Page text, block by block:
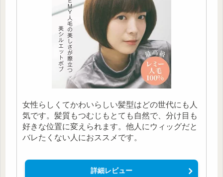
女性らしくてかわいらしい髪型はどの世代にも人
気です。髪質もつむじもとても自然で、分け目も
好きな位置に変えられます。他人にウィッグだと
バレたくない人におススメです。
詳細レビュー